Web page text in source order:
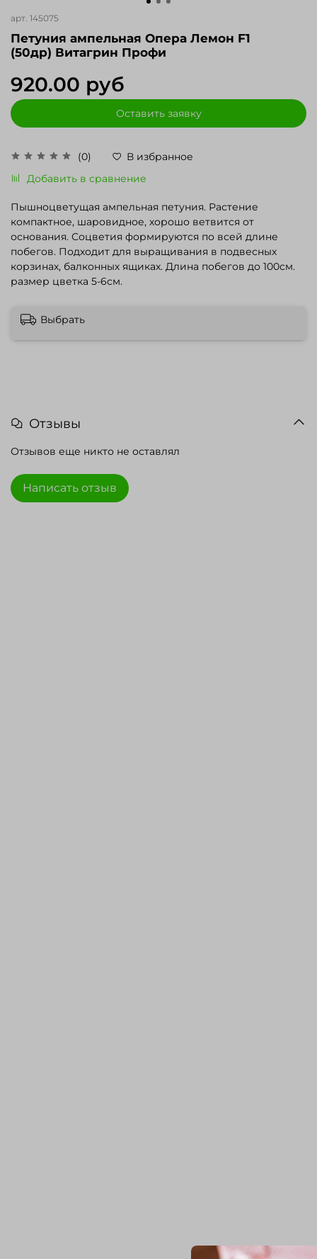
арт. 145075
Петуния ампельная Опера Лемон F1
(50др) Витагрин Профи
(0)
В избранное
Добавить в сравнение
920.00 руб
Оставить заявку
Пышноцветущая ампельная петуния. Растение
компактное, шаровидное, хорошо ветвится от
основания. Соцветия формируются по всей длине
побегов. Подходит для выращивания в подвесных
корзинах, балконных ящиках. Длина побегов до 100см.
размер цветка 5-6см.
Выбрать
Отзывы
Отзывов еще никто не оставлял
Написать отзыв